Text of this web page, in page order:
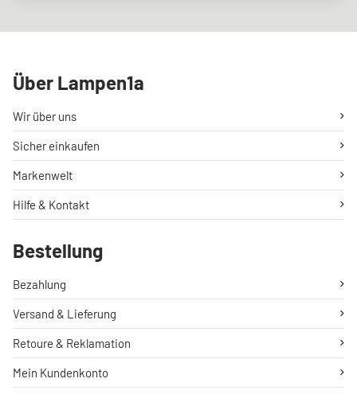
Über Lampen1a
Wir über uns
Sicher einkaufen
Markenwelt
Hilfe & Kontakt
Bestellung
Bezahlung
Versand & Lieferung
Retoure & Reklamation
Mein Kundenkonto